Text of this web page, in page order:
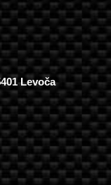
Levoča